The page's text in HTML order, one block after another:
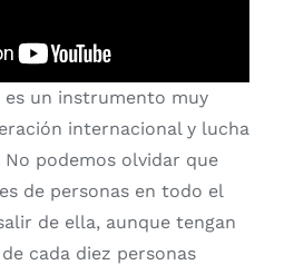
es un instrumento muy
internacional y lucha
podemos olvidar que
de personas en todo el
de ella, aunque tengan
cada diez personas